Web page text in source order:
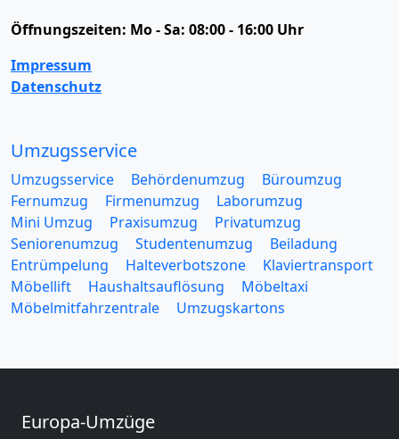
Öffnungszeiten: Mo - Sa: 08:00 - 16:00 Uhr
Impressum
Datenschutz
Umzugsservice
Umzugsservice Behördenumzug
Büroumzug
Fernumzug
Firmenumzug
Laborumzug
Mini Umzug
Praxisumzug
Privatumzug
Seniorenumzug
Studentenumzug
Beiladung
Entrümpelung
Halteverbotszone
Klaviertransport
Möbellift
Haushaltsauflösung
Möbeltaxi
Möbelmitfahrzentrale
Umzugskartons
Europa-Umzüge